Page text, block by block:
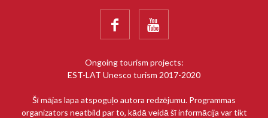
 
Ongoing tourism projects:
EST-LAT Unesco turism 2017-2020
Šī mājas lapa atspoguļo autora redzējumu. Programmas
organizators neatbild par to, kādā veidā šī informācija var tikt